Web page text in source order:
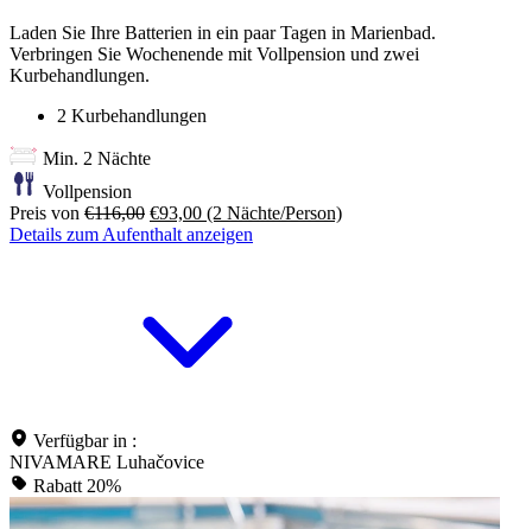
Laden Sie Ihre Batterien in ein paar Tagen in Marienbad.
Verbringen Sie Wochenende mit Vollpension und zwei
Kurbehandlungen.
2 Kurbehandlungen
Min. 2 Nächte
Vollpension
Preis von €116,00 €93,00 (2 Nächte/Person)
Details zum Aufenthalt anzeigen
Verfügbar in :
NIVAMARE Luhačovice
Rabatt 20%